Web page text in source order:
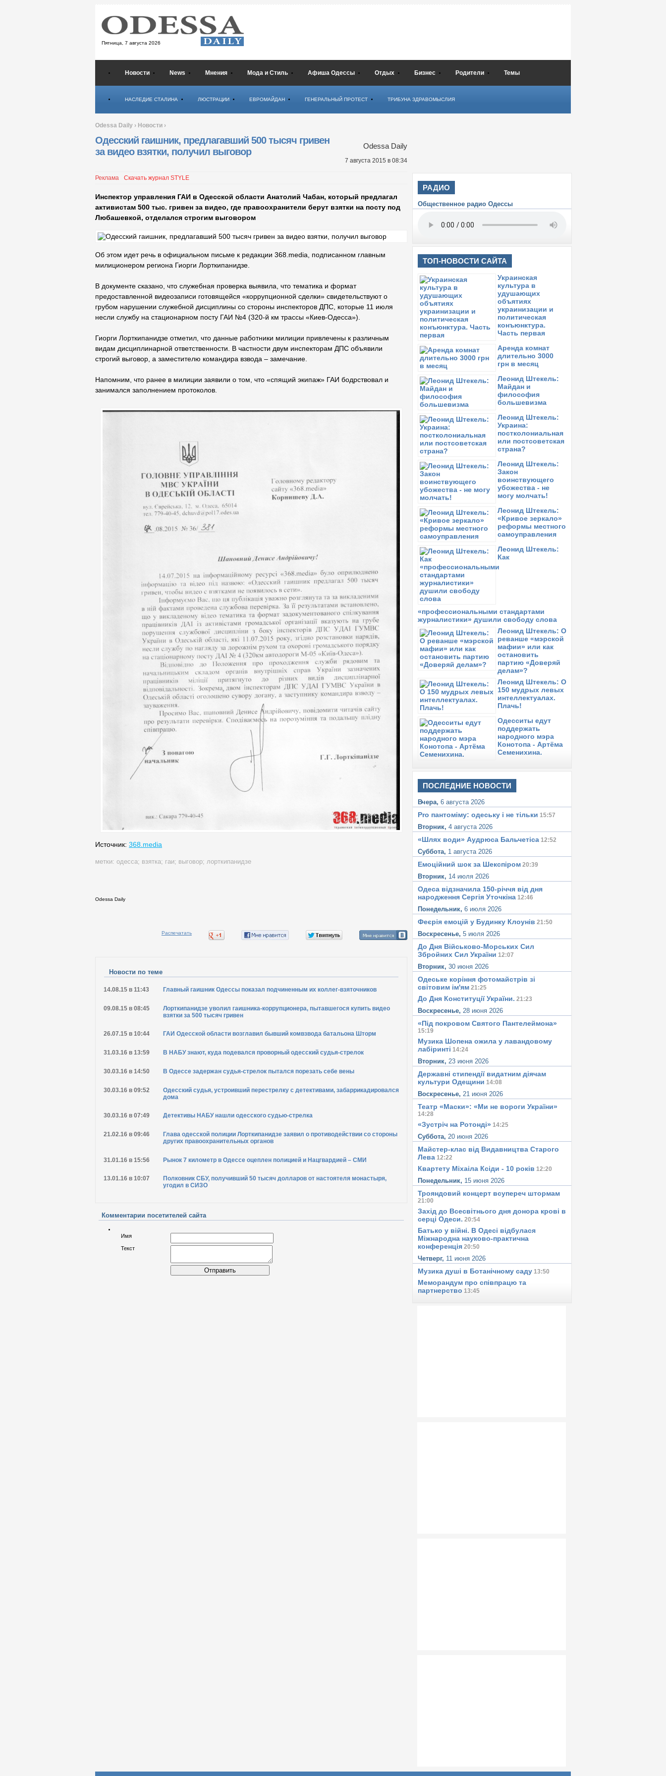
Пятница, 7 августа 2026
Новости News Мнения Мода и Стиль Афиша Одессы Отдых Бизнес Родители Темы
НАСЛЕДИЕ СТАЛИНА ЛЮСТРАЦИИ ЕВРОМАЙДАН ГЕНЕРАЛЬНЫЙ ПРОТЕСТ ТРИБУНА ЗДРАВОМЫСЛИЯ
Odessa Daily › Новости ›
Одесский гаишник, предлагавший 500 тысяч гривен
за видео взятки, получил выговор
Odessa Daily
7 августа 2015 в 08:34
Реклама Скачать журнал STYLE
Инспектор управления ГАИ в Одесской области Анатолий Чабан, который предлагал
активистам 500 тыс. гривен за видео, где правоохранители берут взятки на посту под
Любашевкой, отделался строгим выговором
Об этом идет речь в официальном письме к редакции 368.media, подписанном главным
милиционером региона Гиорги Лорткипанидзе.
В документе сказано, что служебная проверка выявила, что тематика и формат
предоставленной видеозаписи готовящейся «коррупционной сделки» свидетельствуют о
грубом нарушении служебной дисциплины со стороны инспекторов ДПС, которые 11 июля
несли службу на стационарном посту ГАИ №4 (320-й км трассы «Киев-Одесса»).
Гиорги Лорткипанидзе отметил, что данные работники милиции привлечены к различным
видам дисциплинарной ответственности. В частности двум инспекторам ДПС объявили
строгий выговор, а заместителю командира взвода – замечание.
Напомним, что ранее в милиции заявили о том, что «спящий экипаж» ГАИ бодрствовал и
занимался заполнением протоколов.
Источник: 368.media
метки: одесса; взятка; гаи; выговор; лорткипанидзе
Odessa Daily
Распечатать
Новости по теме
14.08.15 в 11:43 Главный гаишник Одессы показал подчиненным их коллег-взяточников
09.08.15 в 08:45
Лорткипанидзе уволил гаишника-коррупционера, пытавшегося купить видео
взятки за 500 тысяч гривен
26.07.15 в 10:44 ГАИ Одесской области возглавил бывший комвзвода батальона Шторм
31.03.16 в 13:59 В НАБУ знают, куда подевался проворный одесский судья-стрелок
30.03.16 в 14:50 В Одессе задержан судья-стрелок пытался порезать себе вены
30.03.16 в 09:52
Одесский судья, устроивший перестрелку с детективами, забаррикадировался
дома
30.03.16 в 07:49 Детективы НАБУ нашли одесского судью-стрелка
21.02.16 в 09:46
Глава одесской полиции Лорткипанидзе заявил о противодействии со стороны
других правоохранительных органов
31.01.16 в 15:56 Рынок 7 километр в Одессе оцеплен полицией и Нацгвардией – СМИ
13.01.16 в 10:07
Полковник СБУ, получивший 50 тысяч долларов от настоятеля монастыря,
угодил в СИЗО
Комментарии посетителей сайта
Имя
Текст
Отправить
РАДИО
Общественное радио Одессы
ТОП-НОВОСТИ САЙТА
Украинская
культура в
удушающих
объятиях
украинизации и
политическая
конъюнктура.
Часть первая
Аренда комнат
длительно 3000
грн в месяц
Леонид Штекель:
Майдан и
философия
большевизма
Леонид Штекель:
Украина:
постколониальная
или постсоветская
страна?
Леонид Штекель:
Закон
воинствующего
убожества - не
могу молчать!
Леонид Штекель:
«Кривое зеркало»
реформы местного
самоуправления
Леонид Штекель:
Как
«профессиональными стандартами
журналистики» душили свободу слова
Леонид Штекель: О
реванше «мэрской
мафии» или как
остановить
партию «Доверяй
делам»?
Леонид Штекель: О
150 мудрых левых
интеллектуалах.
Плачь!
Одесситы едут
поддержать
народного мэра
Конотопа - Артёма
Семенихина.
ПОСЛЕДНИЕ НОВОСТИ
Вчера, 6 августа 2026
Pro пантоміму: одеську i не тiльки 15:57
Вторник, 4 августа 2026
«Шлях води» Аудрюса Бальчетiса 12:52
Суббота, 1 августа 2026
Емоційний шок за Шекспіром 20:39
Вторник, 14 июля 2026
Одеса відзначила 150-річчя від дня
народження Сергія Уточкіна 12:46
Понедельник, 6 июля 2026
Феєрія емоцій у Будинку Клоунів 21:50
Воскресенье, 5 июля 2026
До Дня Військово-Морських Сил
Збройних Сил України 12:07
Вторник, 30 июня 2026
Одеське корiння фотомайстрiв зі
світовим iм'ям 21:25
До Дня Конституцiї України. 21:23
Воскресенье, 28 июня 2026
«Під покровом Святого Пантелеймона»
15:19
Музика Шопена ожила у лавандовому
лабіринтi 14:24
Вторник, 23 июня 2026
Державні стипендії видатним діячам
культури Одещини 14:08
Воскресенье, 21 июня 2026
Театр «Маски»: «Ми не вороги України»
14:28
«Зустріч на Ротонді» 14:25
Суббота, 20 июня 2026
Майстер-клас від Видавництва Старого
Лева 12:22
Квартету Міхаіла Ксіди - 10 років 12:20
Понедельник, 15 июня 2026
Трояндовий концерт всупереч штормам
21:00
Захід до Всесвітнього дня донора крові в
серці Одеси. 20:54
Батько у вiйнi. В Одесi вiдбулася
Міжнародна науково-практична
конференція 20:50
Четверг, 11 июня 2026
Музика душi в Ботанiчному саду 13:50
Меморандум про співпрацю та
партнерство 13:45